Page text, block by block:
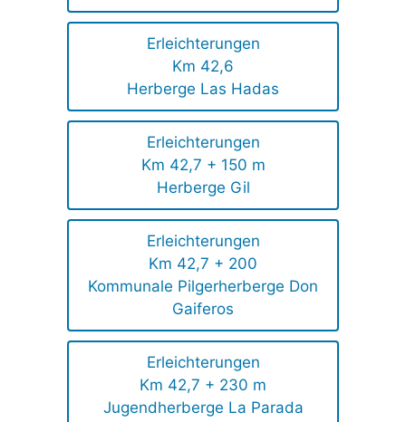
Erleichterungen
Km 42,6
Herberge Las Hadas
Erleichterungen
Km 42,7 + 150 m
Herberge Gil
Erleichterungen
Km 42,7 + 200
Kommunale Pilgerherberge Don
Gaiferos
Erleichterungen
Km 42,7 + 230 m
Jugendherberge La Parada